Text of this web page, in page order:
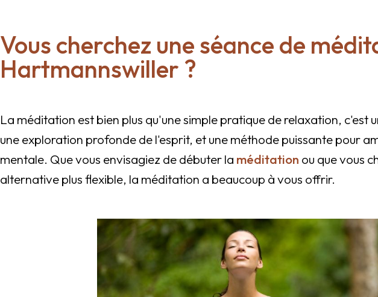
Vous cherchez une séance de
Hartmannswiller ?
La méditation est bien plus qu'une simple pratique de relaxation, c'est
une exploration profonde de l'esprit, et une méthode puissante pour
mentale. Que vous envisagiez de débuter la méditation ou que vous
alternative plus flexible, la méditation a beaucoup à vous offrir.